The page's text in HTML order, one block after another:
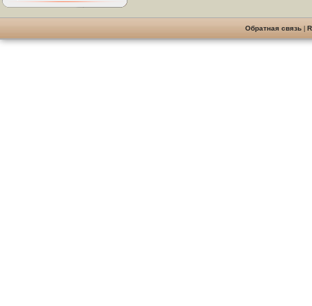
Обратная связь